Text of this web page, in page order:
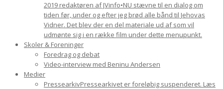
2019 redaktøren af JVinfo•NU stævne til en dialog om
tiden før, under og efter jeg brød alle bånd til Jehovas
Vidner. Det blev der en del materiale ud af som vil
udmønte sig i en række film under dette menupunkt.
Skoler & Foreninger
Foredrag og debat
Video-interview med Beninu Andersen
Medier
PressearkivPressearkivet er foreløbig suspenderet. Læs